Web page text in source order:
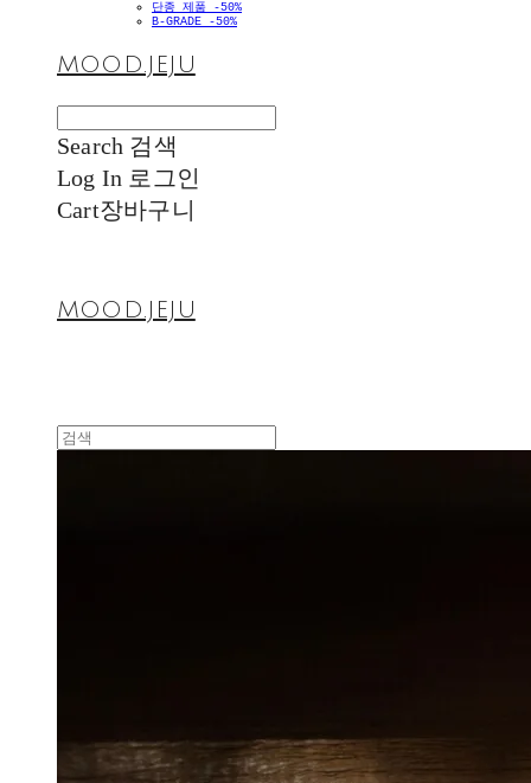
단종 제품 -50%
B-GRADE -50%
MOOD.JEJU
Search 검색
Log In 로그인
Cart장바구니
MOOD.JEJU